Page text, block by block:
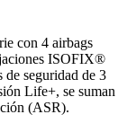
con 4 airbags
ISOFIX®
de seguridad de 3
Life+, se suman
(ASR).